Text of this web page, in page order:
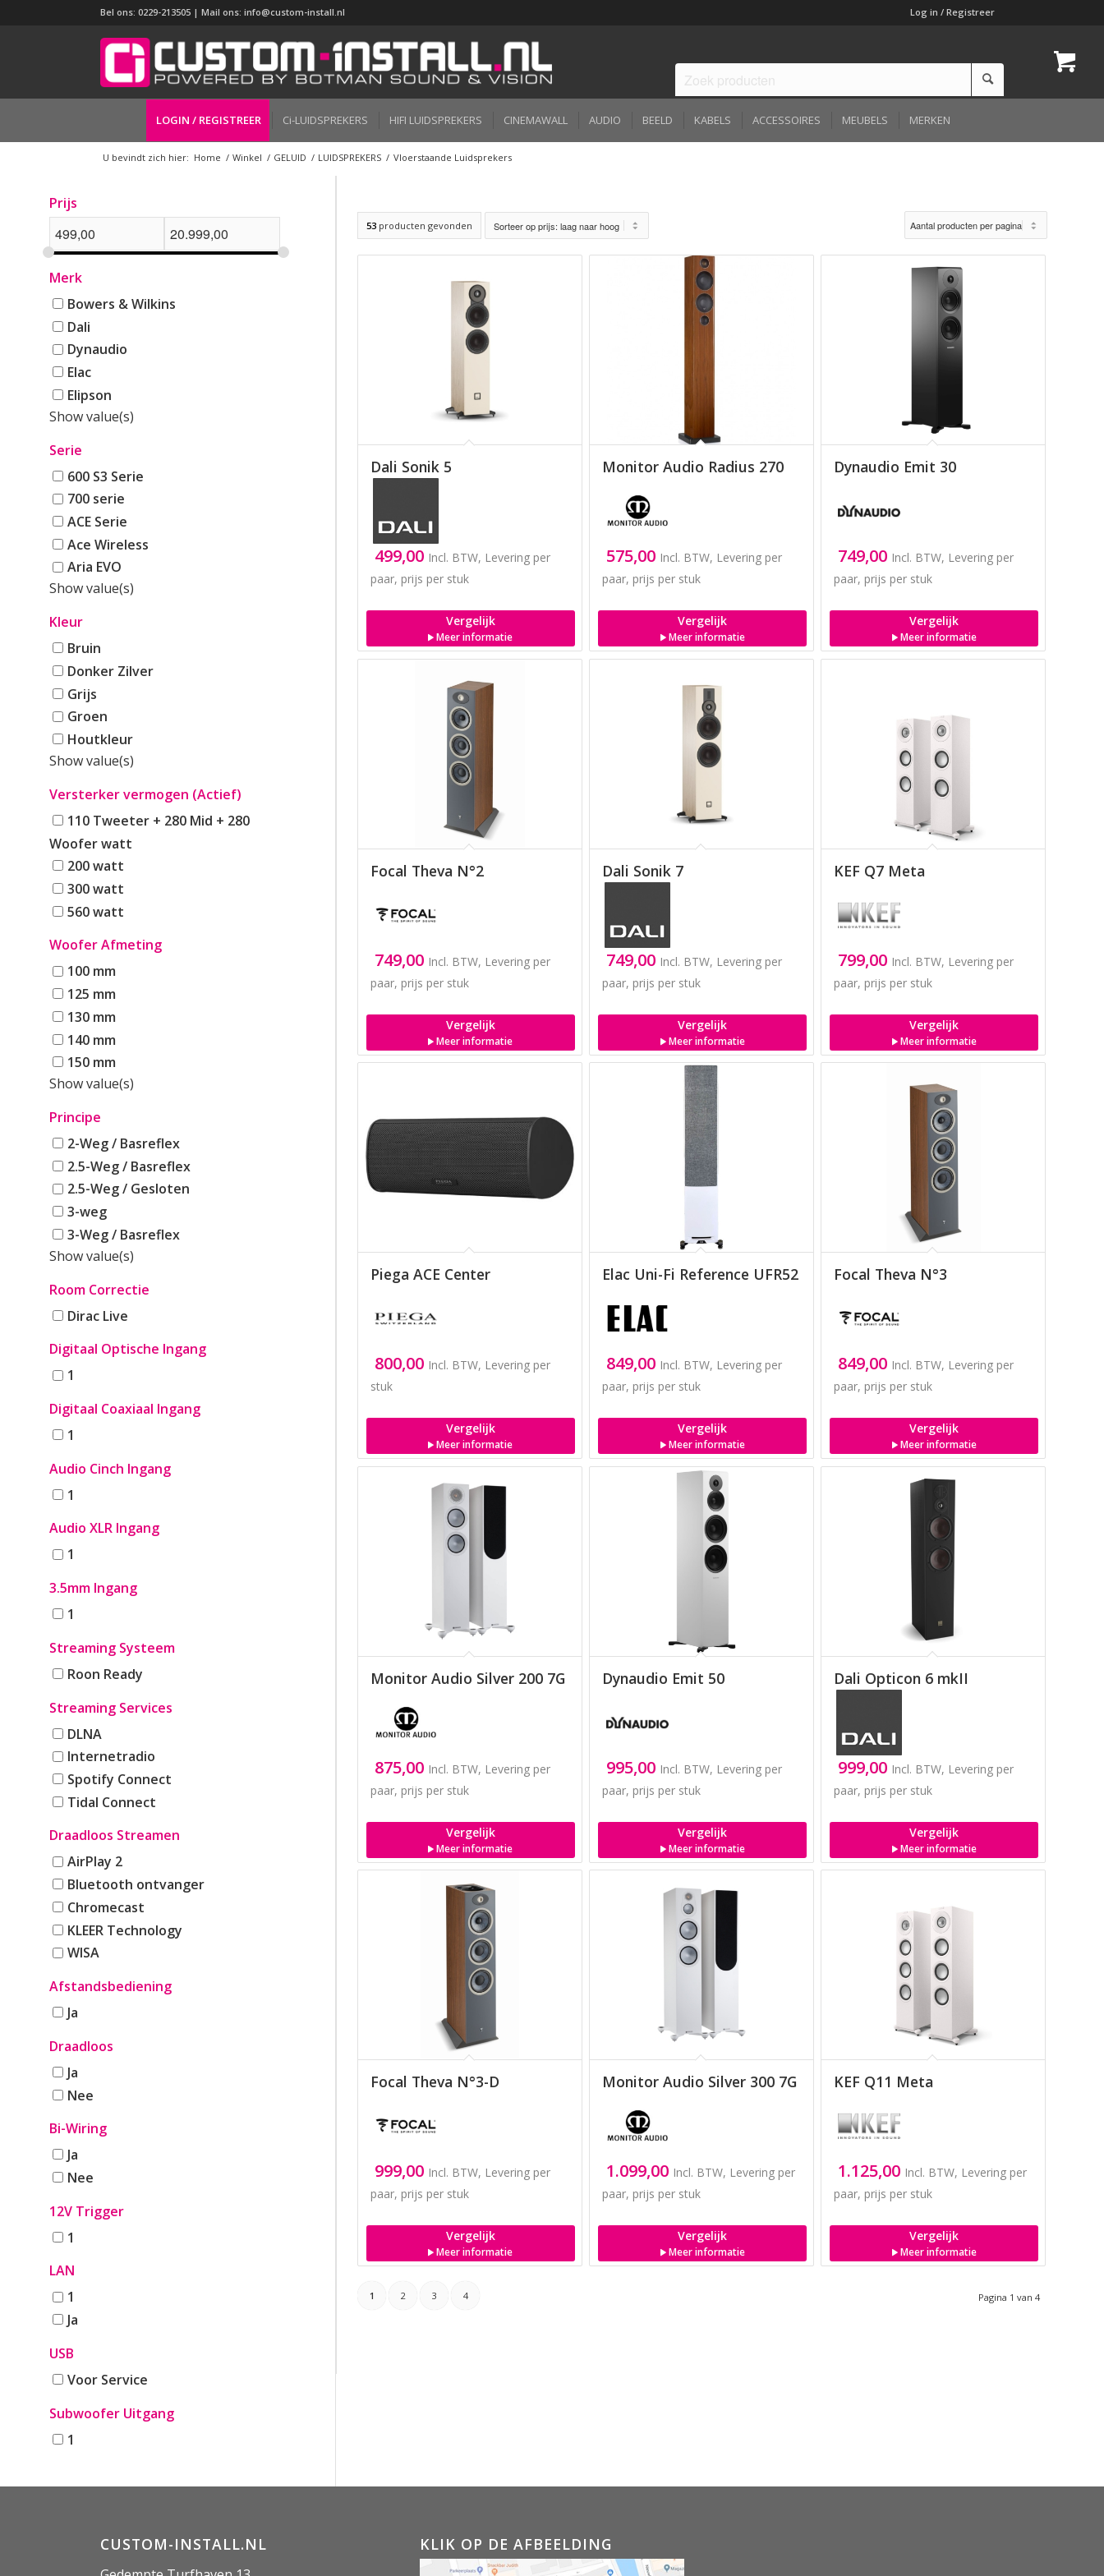
Log in / Registreer
Bel ons: 0229-213505 | Mail ons: info@custom-install.nl
LOGIN / REGISTREER Ci-LUIDSPREKERS HIFI LUIDSPREKERS CINEMAWALL AUDIO BEELD KABELS ACCESSOIRES MEUBELS MERKEN
U bevindt zich hier: Home / Winkel / GELUID / LUIDSPREKERS / Vloerstaande Luidsprekers
53 producten gevonden
Dali Sonik 5
499,00 Incl. BTW, Levering per
paar, prijs per stuk
Vergelijk
Meer informatie
Monitor Audio Radius 270
575,00 Incl. BTW, Levering per
paar, prijs per stuk
Vergelijk
Meer informatie
Dynaudio Emit 30
749,00 Incl. BTW, Levering per
paar, prijs per stuk
Vergelijk
Meer informatie
Focal Theva N°2
749,00 Incl. BTW, Levering per
paar, prijs per stuk
Vergelijk
Meer informatie
Dali Sonik 7
749,00 Incl. BTW, Levering per
paar, prijs per stuk
Vergelijk
Meer informatie
KEF Q7 Meta
799,00 Incl. BTW, Levering per
paar, prijs per stuk
Vergelijk
Meer informatie
Piega ACE Center
800,00 Incl. BTW, Levering per
stuk
Vergelijk
Meer informatie
Elac Uni-Fi Reference UFR52
849,00 Incl. BTW, Levering per
paar, prijs per stuk
Vergelijk
Meer informatie
Focal Theva N°3
849,00 Incl. BTW, Levering per
paar, prijs per stuk
Vergelijk
Meer informatie
Monitor Audio Silver 200 7G
875,00 Incl. BTW, Levering per
paar, prijs per stuk
Vergelijk
Meer informatie
Dynaudio Emit 50
995,00 Incl. BTW, Levering per
paar, prijs per stuk
Vergelijk
Meer informatie
Dali Opticon 6 mkII
999,00 Incl. BTW, Levering per
paar, prijs per stuk
Vergelijk
Meer informatie
Focal Theva N°3-D
999,00 Incl. BTW, Levering per
paar, prijs per stuk
Vergelijk
Meer informatie
Monitor Audio Silver 300 7G
1.099,00 Incl. BTW, Levering per
paar, prijs per stuk
Vergelijk
Meer informatie
KEF Q11 Meta
1.125,00 Incl. BTW, Levering per
paar, prijs per stuk
Vergelijk
Meer informatie
Pagina 1 van 4
1 2 3 4
Prijs
Merk
Bowers & Wilkins
Dali
Dynaudio
Elac
Elipson
Show value(s)
Serie
600 S3 Serie
700 serie
ACE Serie
Ace Wireless
Aria EVO
Show value(s)
Kleur
Bruin
Donker Zilver
Grijs
Groen
Houtkleur
Show value(s)
Versterker vermogen (Actief)
110 Tweeter + 280 Mid + 280
Woofer watt
200 watt
300 watt
560 watt
Woofer Afmeting
100 mm
125 mm
130 mm
140 mm
150 mm
Show value(s)
Principe
2-Weg / Basreflex
2.5-Weg / Basreflex
2.5-Weg / Gesloten
3-weg
3-Weg / Basreflex
Show value(s)
Room Correctie
Dirac Live
Digitaal Optische Ingang
1
Digitaal Coaxiaal Ingang
1
Audio Cinch Ingang
1
Audio XLR Ingang
1
3.5mm Ingang
1
Streaming Systeem
Roon Ready
Streaming Services
DLNA
Internetradio
Spotify Connect
Tidal Connect
Draadloos Streamen
AirPlay 2
Bluetooth ontvanger
Chromecast
KLEER Technology
WISA
Afstandsbediening
Ja
Draadloos
Ja
Nee
Bi-Wiring
Ja
Nee
12V Trigger
1
LAN
1
Ja
USB
Voor Service
Subwoofer Uitgang
1
CUSTOM-INSTALL.NL KLIK OP DE AFBEELDING